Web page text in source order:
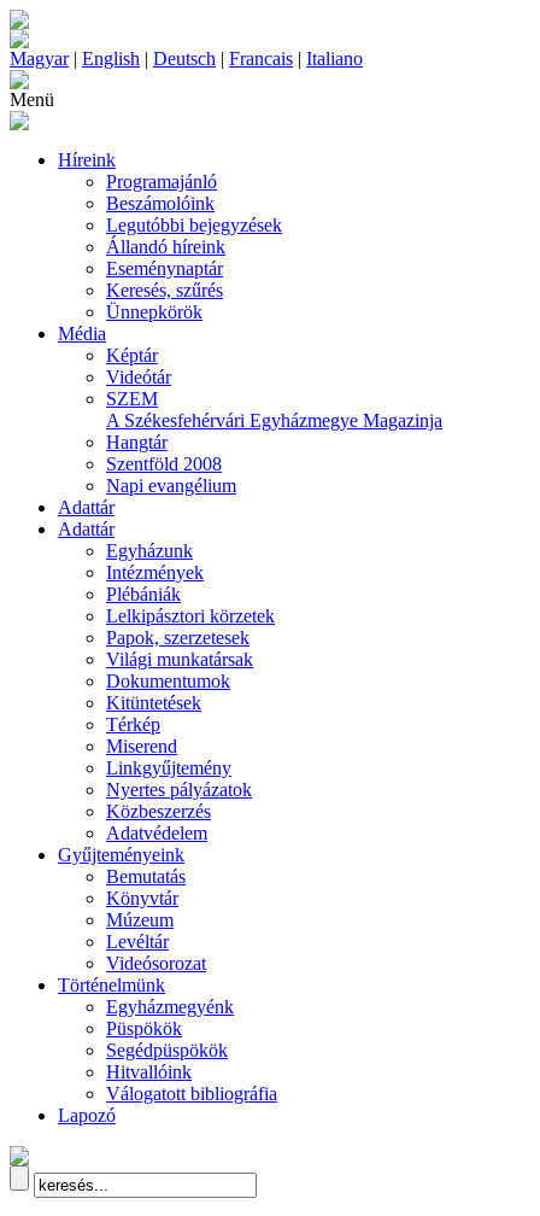
Magyar| English | Deutsch | Francais | Italiano
Menü
Híreink
Programajánló
Beszámolóink
Legutóbbi bejegyzések
Állandó híreink
Eseménynaptár
Keresés, szűrés
Ünnepkörök
Média
Képtár
Videótár
SZEM
A Székesfehérvári Egyházmegye Magazinja
Hangtár
Szentföld 2008
Napi evangélium
Adattár
Adattár
Egyházunk
Intézmények
Plébániák
Lelkipásztori körzetek
Papok, szerzetesek
Világi munkatársak
Dokumentumok
Kitüntetések
Térkép
Miserend
Linkgyűjtemény
Nyertes pályázatok
Közbeszerzés
Adatvédelem
Gyűjteményeink
Bemutatás
Könyvtár
Múzeum
Levéltár
Videósorozat
Történelmünk
Egyházmegyénk
Püspökök
Segédpüspökök
Hitvallóink
Válogatott bibliográfia
Lapozó